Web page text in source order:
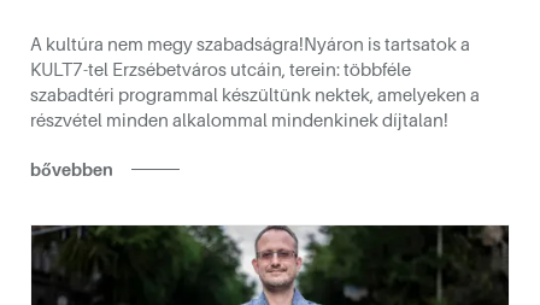
A kultúra nem megy szabadságra!Nyáron is tartsatok a
KULT7-tel Erzsébetváros utcáin, terein: többféle
szabadtéri programmal készültünk nektek, amelyeken a
részvétel minden alkalommal mindenkinek díjtalan!
bővebben